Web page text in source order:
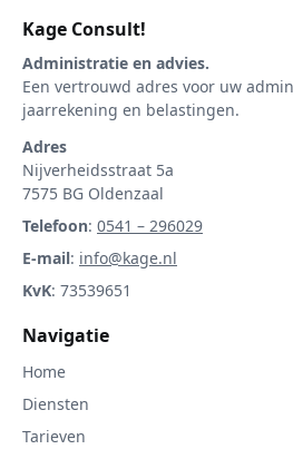
Kage Consult!
Administratie en advies.
Een vertrouwd adres voor uw
jaarrekening en belastingen.
Adres
Nijverheidsstraat 5a
7575 BG Oldenzaal
Telefoon: 0541 – 296029
E-mail: info@kage.nl
KvK: 73539651
Navigatie
Home
Diensten
Tarieven